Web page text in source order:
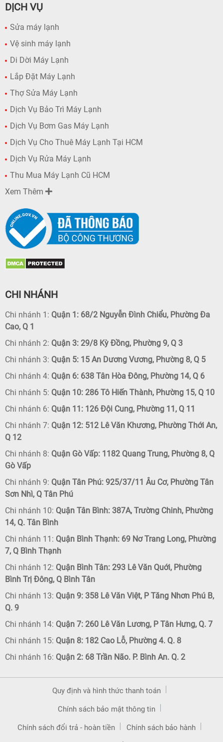
DỊCH VỤ
Sửa máy lạnh
Vệ sinh máy lạnh
Di Dời Máy Lạnh
Lắp Đặt Máy Lạnh
Thợ Sửa Máy Lạnh
Dịch Vụ Bảo Trì Máy Lạnh
Dịch Vụ Bơm Gas Máy Lạnh
Dịch Vụ Cho Thuê Máy Lạnh Tại HCM
Dịch Vụ Rửa Máy Lạnh
Thu Mua Máy Lạnh Cũ HCM
Xem Thêm
CHI NHÁNH
Chi nhánh 1: Quận 1: 68/2 Nguyễn Đình Chiểu, Phường Đa
Cao, Q 1
Chi nhánh 2: Quận 3: 29/8 Kỳ Đồng, Phường 9, Q 3
Chi nhánh 3: Quận 5: 15 An Dương Vương, Phường 8, Q 5
Chi nhánh 4: Quận 6: 638 Tân Hòa Đông, Phường 14, Q 6
Chi nhánh 5: Quận 10: 286 Tô Hiến Thành, Phường 15, Q 10
Chi nhánh 6: Quận 11: 126 Đội Cung, Phường 11, Q 11
Chi nhánh 7: Quận 12: 512 Lê Văn Khương, Phường Thới An,
Q 12
Chi nhánh 8: Quận Gò Vấp: 1182 Quang Trung, Phường 8, Q
Gò Vấp
Chi nhánh 9: Quận Tân Phú: 925/37/11 Âu Cơ, Phường Tân
Sơn Nhì, Q Tân Phú
Chi nhánh 10: Quận Tân Bình: 387A, Trường Chinh, Phường
14, Q. Tân Bình
Chi nhánh 11: Quận Bình Thạnh: 69 Nơ Trang Long, Phường
7, Q Bình Thạnh
Chi nhánh 12: Quận Bình Tân: 293 Lê Văn Quới, Phường
Bình Trị Đông, Q Bình Tân
Chi nhánh 13: Quận 9: 358 Lê Văn Việt, P Tăng Nhơn Phú B,
Q. 9
Chi nhánh 14: Quận 7: 260 Lê Văn Lương, P Tân Hưng, Q. 7
Chi nhánh 15: Quận 8: 182 Cao Lỗ, Phường 4. Q. 8
Chi nhánh 16: Quận 2: 68 Trần Não. P. Bình An. Q. 2
Quy định và hình thức thanh toán
Chính sách bảo mật thông tin
Chính sách đổi trả - hoàn tiền Chính sách bảo hành